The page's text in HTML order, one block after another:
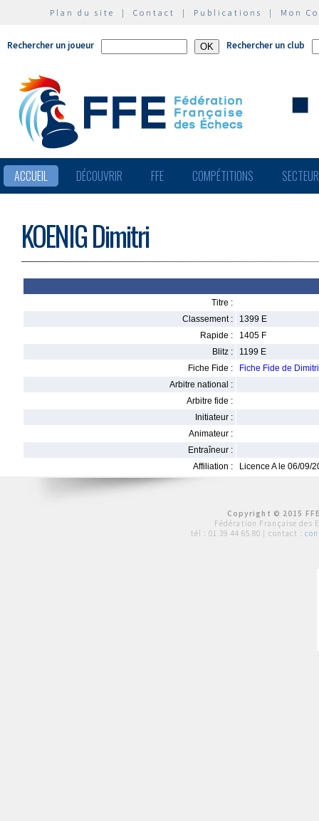
Plan du site | Contact | Publications | Mon
Rechercher un joueur Rechercher un club
ACCUEIL DÉCOUVRIR FFE COMPÉTITIONS
KOENIG Dimitri
Titre :
Classement :
1399 E
Rapide :
1405 F
Blitz :
1199 E
Fiche Fide :
Fiche Fide de
Arbitre national :
Arbitre fide :
Initiateur :
Animateur :
Entraîneur :
Affiliation :
Licence A le 06/09/
Copyright © 2015
Fédération Française des
tél : 01 39 44 65 80 | contact :